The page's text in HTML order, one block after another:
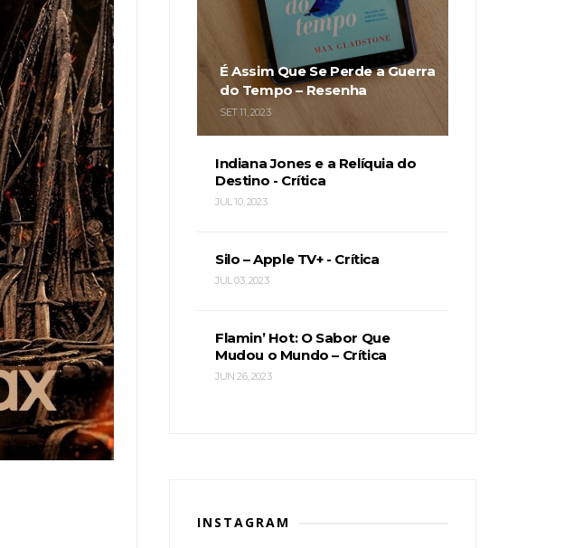
É Assim Que Se Perde a Guerra
do Tempo – Resenha
SET 11, 2023
Indiana Jones e a Relíquia do
Destino - Crítica
JUL 10, 2023
Silo – Apple TV+ - Crítica
JUL 03, 2023
Flamin’ Hot: O Sabor Que
Mudou o Mundo – Crítica
JUN 26, 2023
INSTAGRAM